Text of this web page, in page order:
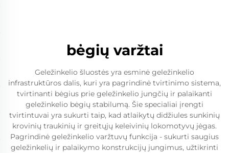
bėgių varžtai
Geležinkelio šluostės yra esminė geležinkelio
infrastruktūros dalis, kuri yra pagrindinė tvirtinimo sistema,
tvirtinanti bėgius prie geležinkelio jungčių ir palaikanti
geležinkelio bėgių stabilumą. Šie specialiai įrengti
tvirtintuvai yra sukurti taip, kad atlaikytų didžiules sunkinių
krovinių traukinių ir greitųjų keleivinių lokomotyvų jėgas.
Pagrindinė geležinkelio varžtuvų funkcija - sukurti saugius
geležinkelių ir palaikymo konstrukcijų jungimus, užtikrinti